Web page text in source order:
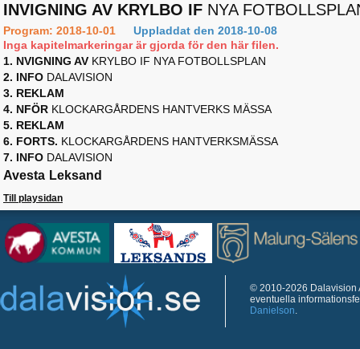
INVIGNING AV KRYLBO IF NYA
Program: 2018-10-01
Uppladdat den 2018-10-08
Inga kapitelmarkeringar är gjorda för den här filen.
1. NVIGNING AV KRYLBO IF NYA FOTBOLLSPLAN
2. INFO DALAVISION
3. REKLAM
4. NFÖR KLOCKARGÅRDENS HANTVERKS MÄSSA
5. REKLAM
6. FORTS. KLOCKARGÅRDENS HANTVERKSMÄSSA
7. INFO DALAVISION
Avesta Leksand
Till playsidan
© 2010-2026 Dalavision
eventuella
Danielson.